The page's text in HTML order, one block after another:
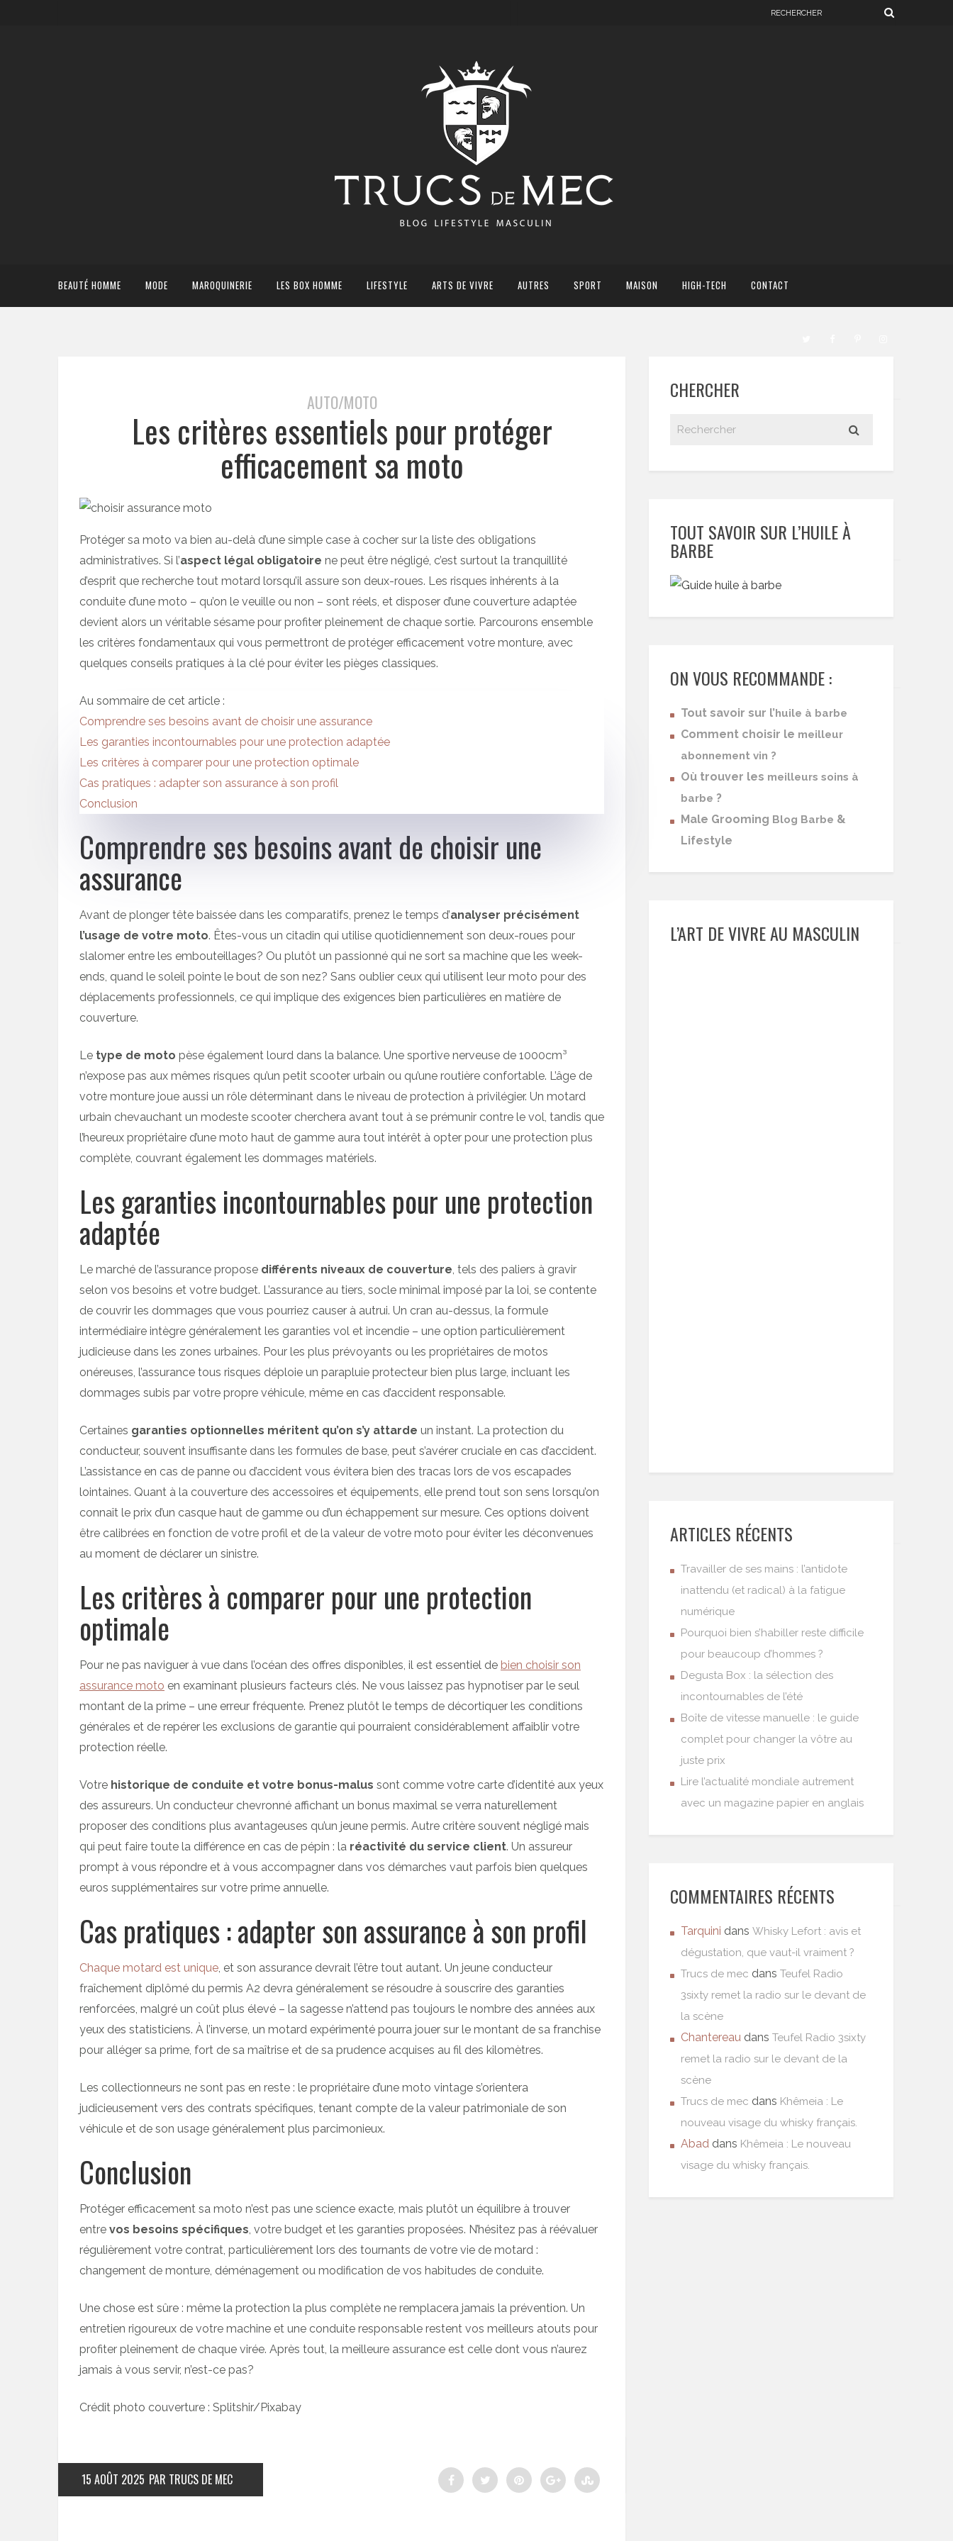
BEAUTÉ HOMME MODE MAROQUINERIE LES BOX HOMME LIFESTYLE ARTS DE VIVRE AUTRES SPORT MAISON HIGH-TECH CONTACT
AUTO/MOTO
Les critères essentiels pour protéger
efficacement sa moto
Protéger sa moto va bien au-delà d’une simple case à cocher sur la liste des obligations
administratives. Si l’aspect légal obligatoire ne peut être négligé, c’est surtout la tranquillité
d’esprit que recherche tout motard lorsqu’il assure son deux-roues. Les risques inhérents à la
conduite d’une moto – qu’on le veuille ou non – sont réels, et disposer d’une couverture adaptée
devient alors un véritable sésame pour profiter pleinement de chaque sortie. Parcourons ensemble
les critères fondamentaux qui vous permettront de protéger efficacement votre monture, avec
quelques conseils pratiques à la clé pour éviter les pièges classiques.
Au sommaire de cet article :
Comprendre ses besoins avant de choisir une assurance
Les garanties incontournables pour une protection adaptée
Les critères à comparer pour une protection optimale
Cas pratiques : adapter son assurance à son profil
Conclusion
Comprendre ses besoins avant de choisir une
assurance
Avant de plonger tête baissée dans les comparatifs, prenez le temps d’analyser précisément
l’usage de votre moto. Êtes-vous un citadin qui utilise quotidiennement son deux-roues pour
slalomer entre les embouteillages? Ou plutôt un passionné qui ne sort sa machine que les week-
ends, quand le soleil pointe le bout de son nez? Sans oublier ceux qui utilisent leur moto pour des
déplacements professionnels, ce qui implique des exigences bien particulières en matière de
couverture.
Le type de moto pèse également lourd dans la balance. Une sportive nerveuse de 1000cm³
n’expose pas aux mêmes risques qu’un petit scooter urbain ou qu’une routière confortable. L’âge de
votre monture joue aussi un rôle déterminant dans le niveau de protection à privilégier. Un motard
urbain chevauchant un modeste scooter cherchera avant tout à se prémunir contre le vol, tandis que
l’heureux propriétaire d’une moto haut de gamme aura tout intérêt à opter pour une protection plus
complète, couvrant également les dommages matériels.
Les garanties incontournables pour une protection
adaptée
Le marché de l’assurance propose différents niveaux de couverture, tels des paliers à gravir
selon vos besoins et votre budget. L’assurance au tiers, socle minimal imposé par la loi, se contente
de couvrir les dommages que vous pourriez causer à autrui. Un cran au-dessus, la formule
intermédiaire intègre généralement les garanties vol et incendie – une option particulièrement
judicieuse dans les zones urbaines. Pour les plus prévoyants ou les propriétaires de motos
onéreuses, l’assurance tous risques déploie un parapluie protecteur bien plus large, incluant les
dommages subis par votre propre véhicule, même en cas d’accident responsable.
Certaines garanties optionnelles méritent qu’on s’y attarde un instant. La protection du
conducteur, souvent insuffisante dans les formules de base, peut s’avérer cruciale en cas d’accident.
L’assistance en cas de panne ou d’accident vous évitera bien des tracas lors de vos escapades
lointaines. Quant à la couverture des accessoires et équipements, elle prend tout son sens lorsqu’on
connaît le prix d’un casque haut de gamme ou d’un échappement sur mesure. Ces options doivent
être calibrées en fonction de votre profil et de la valeur de votre moto pour éviter les déconvenues
au moment de déclarer un sinistre.
Les critères à comparer pour une protection
optimale
Pour ne pas naviguer à vue dans l’océan des offres disponibles, il est essentiel de bien choisir son
assurance moto en examinant plusieurs facteurs clés. Ne vous laissez pas hypnotiser par le seul
montant de la prime – une erreur fréquente. Prenez plutôt le temps de décortiquer les conditions
générales et de repérer les exclusions de garantie qui pourraient considérablement affaiblir votre
protection réelle.
Votre historique de conduite et votre bonus-malus sont comme votre carte d’identité aux yeux
des assureurs. Un conducteur chevronné affichant un bonus maximal se verra naturellement
proposer des conditions plus avantageuses qu’un jeune permis. Autre critère souvent négligé mais
qui peut faire toute la différence en cas de pépin : la réactivité du service client. Un assureur
prompt à vous répondre et à vous accompagner dans vos démarches vaut parfois bien quelques
euros supplémentaires sur votre prime annuelle.
Cas pratiques : adapter son assurance à son profil
Chaque motard est unique, et son assurance devrait l’être tout autant. Un jeune conducteur
fraîchement diplômé du permis A2 devra généralement se résoudre à souscrire des garanties
renforcées, malgré un coût plus élevé – la sagesse n’attend pas toujours le nombre des années aux
yeux des statisticiens. À l’inverse, un motard expérimenté pourra jouer sur le montant de sa franchise
pour alléger sa prime, fort de sa maîtrise et de sa prudence acquises au fil des kilomètres.
Les collectionneurs ne sont pas en reste : le propriétaire d’une moto vintage s’orientera
judicieusement vers des contrats spécifiques, tenant compte de la valeur patrimoniale de son
véhicule et de son usage généralement plus parcimonieux.
Conclusion
Protéger efficacement sa moto n’est pas une science exacte, mais plutôt un équilibre à trouver
entre vos besoins spécifiques, votre budget et les garanties proposées. N’hésitez pas à réévaluer
régulièrement votre contrat, particulièrement lors des tournants de votre vie de motard :
changement de monture, déménagement ou modification de vos habitudes de conduite.
Une chose est sûre : même la protection la plus complète ne remplacera jamais la prévention. Un
entretien rigoureux de votre machine et une conduite responsable restent vos meilleurs atouts pour
profiter pleinement de chaque virée. Après tout, la meilleure assurance est celle dont vous n’aurez
jamais à vous servir, n’est-ce pas?
Crédit photo couverture : Splitshir/Pixabay
15 AOÛT 2025 PAR TRUCS DE MEC
CHERCHER
TOUT SAVOIR SUR L’HUILE À
BARBE
ON VOUS RECOMMANDE :
Tout savoir sur l’huile à barbe
Comment choisir le meilleur
abonnement vin ?
Où trouver les meilleurs soins à
barbe ?
Male Grooming Blog Barbe &
Lifestyle
L’ART DE VIVRE AU MASCULIN
ARTICLES RÉCENTS
Travailler de ses mains : l’antidote
inattendu (et radical) à la fatigue
numérique
Pourquoi bien s’habiller reste difficile
pour beaucoup d’hommes ?
Degusta Box : la sélection des
incontournables de l’été
Boîte de vitesse manuelle : le guide
complet pour changer la vôtre au
juste prix
Lire l’actualité mondiale autrement
avec un magazine papier en anglais
COMMENTAIRES RÉCENTS
Tarquini dans Whisky Lefort : avis et
dégustation, que vaut-il vraiment ?
Trucs de mec dans Teufel Radio
3sixty remet la radio sur le devant de
la scène
Chantereau dans Teufel Radio 3sixty
remet la radio sur le devant de la
scène
Trucs de mec dans Khêmeia : Le
nouveau visage du whisky français.
Abad dans Khêmeia : Le nouveau
visage du whisky français.